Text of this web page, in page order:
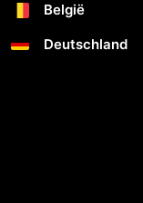
België
Deutschland